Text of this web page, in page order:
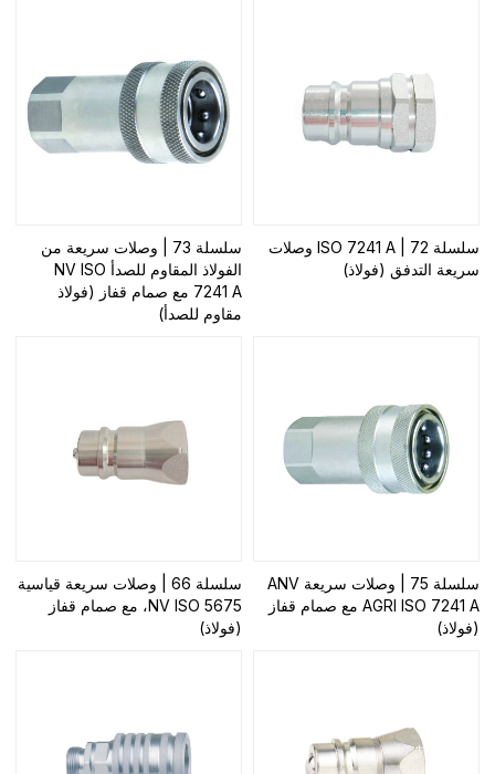
سلسلة 72 | ISO 7241 A وصلات
سريعة التدفق (فولاذ)
سلسلة 73 | وصلات سريعة من
الفولاذ المقاوم للصدأ NV ISO
7241 A مع صمام قفاز (فولاذ
مقاوم للصدأ)
سلسلة 75 | وصلات سريعة ANV
AGRI ISO 7241 A مع صمام قفاز
(فولاذ)
سلسلة 66 | وصلات سريعة قياسية
NV ISO 5675، مع صمام قفاز
(فولاذ)